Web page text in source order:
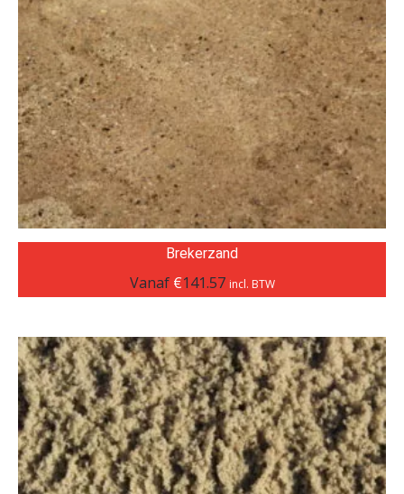
Brekerzand
Vanaf €141.57 incl. BTW